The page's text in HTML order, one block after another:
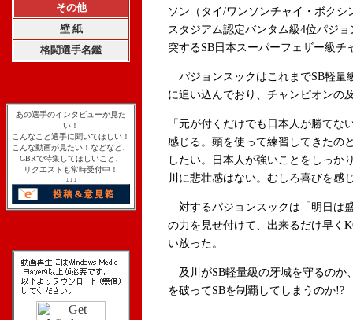
その他
壁 紙
格闘選手名鑑
あの選手のインタビューが見た
い！
こんなこと選手に聞いてほしい！
こんな動画が見たい！などなど、
GBRで特集してほしいこと、
リクエストも常時受付中！
↓↓↓
ソン（タイ/ワンソンチャイ・ボク
スタジアム認定バンタム級4位パジ
突するSB日本スーパーフェザー級
パジョンスックはこれまでSB軽量
に追い込んでおり、チャンピオンの
「元が付くだけでも日本人が勝て
感じる。頭を使って練習してきたの
したい。日本人が強いことをしっか
川に悲壮感はない。むしろ喜びを感
対するパジョンスックは「明日は
の力を見せ付けて、出来るだけ早く
い放った。
及川がSB軽量級の牙城を守るのか
を破ってSBを制覇してしまうのか!?